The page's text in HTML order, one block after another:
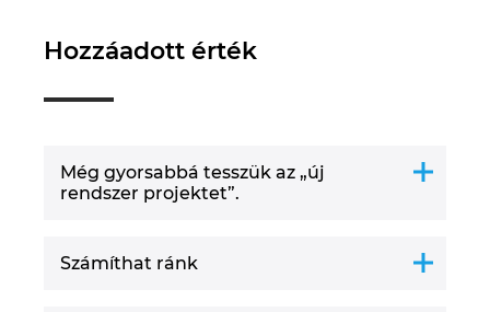
Hozzáadott érték
Még gyorsabbá tesszük az „új
rendszer projektet”.
Számíthat ránk